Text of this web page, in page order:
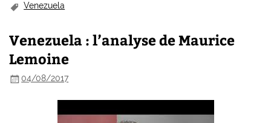
Venezuela
Venezuela : l’analyse de Maurice
Lemoine
04/08/2017